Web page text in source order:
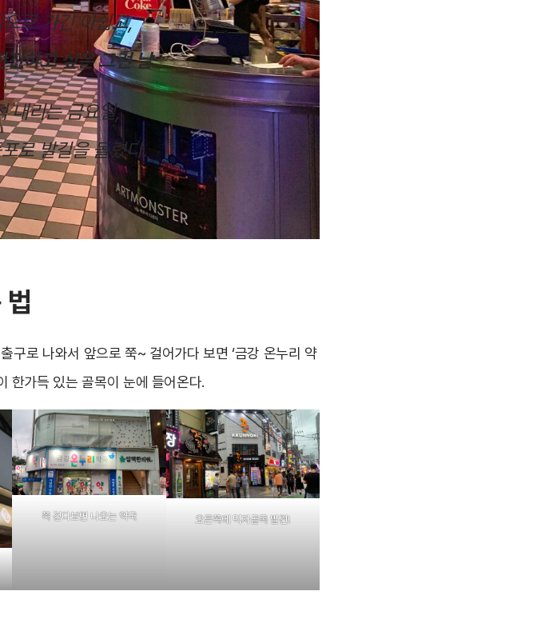
로 가긴 아쉽고,
잔하고 싶은 그런 날.
내리는 금요일,
로 발길을 돌렸다.
법
구로 나와서 앞으로 쭉~ 걸어가다 보면 ‘금강 온누리 약
한가득 있는 골목이 눈에 들어온다.
쭉 걷다보면 나오는 약국 오른쪽에 먹자골목 발견!